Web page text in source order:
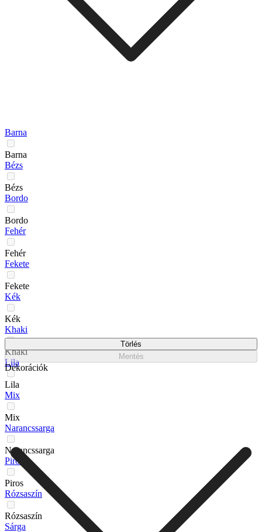
Barna
Barna
Bézs
Bézs
Bordo
Bordo
Fehér
Fehér
Fekete
Fekete
Kék
Kék
Khaki
Khaki
Lila
Lila
Mix
Mix
Narancssarga
Narancssarga
Piros
Piros
Rózsaszín
Rózsaszín
Sárga
Törlés
Mentés
Dekorációk